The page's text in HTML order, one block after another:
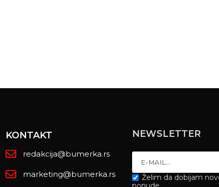
KONTAKT
redakcija@bumerka.rs
marketing@bumerka.rs
NEWSLETTER
Želim da dobijam